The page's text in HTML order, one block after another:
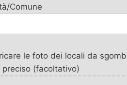
Comune
le foto dei locali da
preciso (facoltativo)